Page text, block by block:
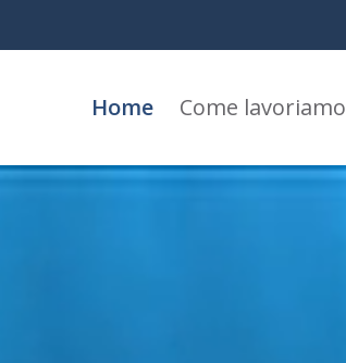
Home Come lavoriamo